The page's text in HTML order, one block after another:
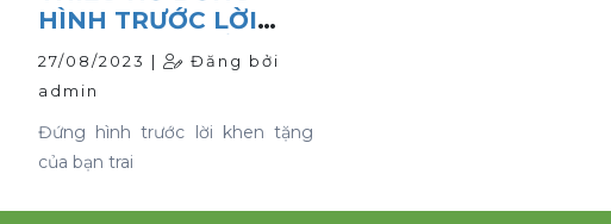
HÌNH TRƯỚC LỜI
KHEN TẶNG CỦA
BẠN TRAI
27/08/2023 |
Đăng bởi
admin
Đứng hình trước lời khen tặng
của bạn trai